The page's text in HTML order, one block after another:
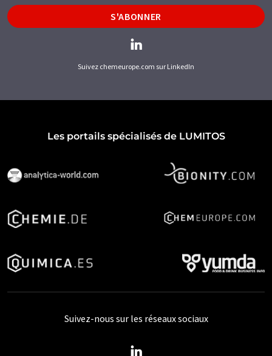
S'ABONNER
Suivez chemeurope.com sur LinkedIn
Les portails spécialisés de LUMITOS
Suivez-nous sur les réseaux sociaux